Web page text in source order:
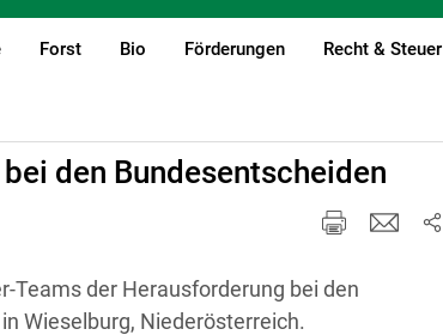
Forst Bio Förderungen Recht & Steuer
den Bundesentscheiden
Teams der Herausforderung bei den
Wieselburg, Niederösterreich.